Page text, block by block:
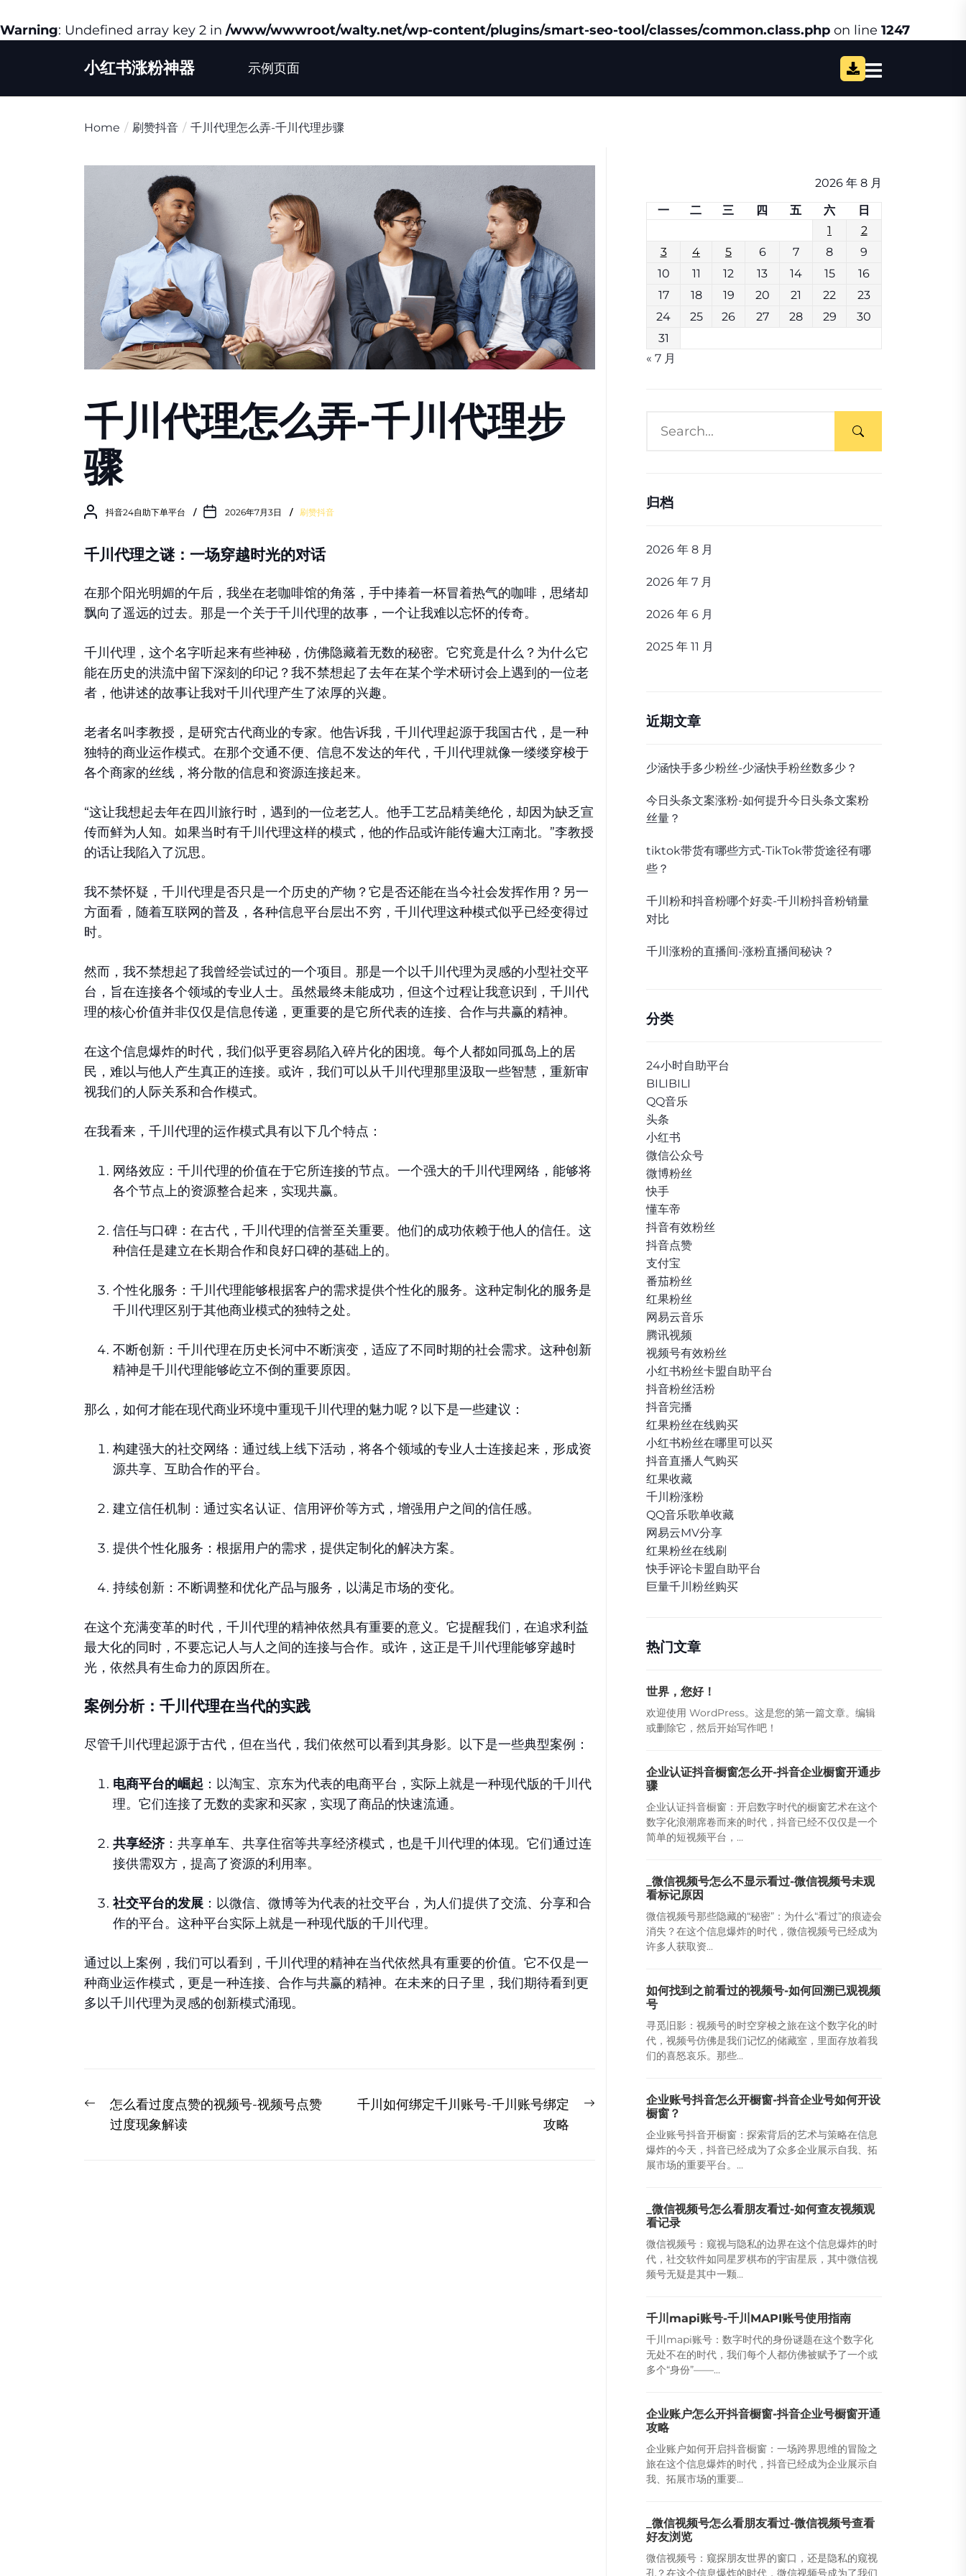
Warning: Undefined array key 2 in /www/wwwroot/walty.net/wp-content/plugins/smart-seo-tool/classes/common.class.php on line 1247
小红书涨粉神器 示例页面
Home 刷赞抖音 千川代理怎么弄-千川代理步骤
千川代理怎么弄-千川代理步
骤
抖音24自助下单平台 2026年7月3日 刷赞抖音
千川代理之谜：一场穿越时光的对话
在那个阳光明媚的午后，我坐在老咖啡馆的角落，手中捧着一杯冒着热气的咖啡，思绪却
飘向了遥远的过去。那是一个关于千川代理的故事，一个让我难以忘怀的传奇。
千川代理，这个名字听起来有些神秘，仿佛隐藏着无数的秘密。它究竟是什么？为什么它
能在历史的洪流中留下深刻的印记？我不禁想起了去年在某个学术研讨会上遇到的一位老
者，他讲述的故事让我对千川代理产生了浓厚的兴趣。
老者名叫李教授，是研究古代商业的专家。他告诉我，千川代理起源于我国古代，是一种
独特的商业运作模式。在那个交通不便、信息不发达的年代，千川代理就像一缕缕穿梭于
各个商家的丝线，将分散的信息和资源连接起来。
“这让我想起去年在四川旅行时，遇到的一位老艺人。他手工艺品精美绝伦，却因为缺乏宣
传而鲜为人知。如果当时有千川代理这样的模式，他的作品或许能传遍大江南北。”李教授
的话让我陷入了沉思。
我不禁怀疑，千川代理是否只是一个历史的产物？它是否还能在当今社会发挥作用？另一
方面看，随着互联网的普及，各种信息平台层出不穷，千川代理这种模式似乎已经变得过
时。
然而，我不禁想起了我曾经尝试过的一个项目。那是一个以千川代理为灵感的小型社交平
台，旨在连接各个领域的专业人士。虽然最终未能成功，但这个过程让我意识到，千川代
理的核心价值并非仅仅是信息传递，更重要的是它所代表的连接、合作与共赢的精神。
在这个信息爆炸的时代，我们似乎更容易陷入碎片化的困境。每个人都如同孤岛上的居
民，难以与他人产生真正的连接。或许，我们可以从千川代理那里汲取一些智慧，重新审
视我们的人际关系和合作模式。
在我看来，千川代理的运作模式具有以下几个特点：
网络效应：千川代理的价值在于它所连接的节点。一个强大的千川代理网络，能够将
各个节点上的资源整合起来，实现共赢。
信任与口碑：在古代，千川代理的信誉至关重要。他们的成功依赖于他人的信任。这
种信任是建立在长期合作和良好口碑的基础上的。
个性化服务：千川代理能够根据客户的需求提供个性化的服务。这种定制化的服务是
千川代理区别于其他商业模式的独特之处。
不断创新：千川代理在历史长河中不断演变，适应了不同时期的社会需求。这种创新
精神是千川代理能够屹立不倒的重要原因。
那么，如何才能在现代商业环境中重现千川代理的魅力呢？以下是一些建议：
构建强大的社交网络：通过线上线下活动，将各个领域的专业人士连接起来，形成资
源共享、互助合作的平台。
建立信任机制：通过实名认证、信用评价等方式，增强用户之间的信任感。
提供个性化服务：根据用户的需求，提供定制化的解决方案。
持续创新：不断调整和优化产品与服务，以满足市场的变化。
在这个充满变革的时代，千川代理的精神依然具有重要的意义。它提醒我们，在追求利益
最大化的同时，不要忘记人与人之间的连接与合作。或许，这正是千川代理能够穿越时
光，依然具有生命力的原因所在。
案例分析：千川代理在当代的实践
尽管千川代理起源于古代，但在当代，我们依然可以看到其身影。以下是一些典型案例：
电商平台的崛起 ：以淘宝、京东为代表的电商平台，实际上就是一种现代版的千川代
理。它们连接了无数的卖家和买家，实现了商品的快速流通。
共享经济：共享单车、共享住宿等共享经济模式，也是千川代理的体现。它们通过连
接供需双方，提高了资源的利用率。
社交平台的发展 ：以微信、微博等为代表的社交平台，为人们提供了交流、分享和合
作的平台。这种平台实际上就是一种现代版的千川代理。
通过以上案例，我们可以看到，千川代理的精神在当代依然具有重要的价值。它不仅是一
种商业运作模式，更是一种连接、合作与共赢的精神。在未来的日子里，我们期待看到更
多以千川代理为灵感的创新模式涌现。
文
Previous
post:
怎么看过度点赞的视频号-视频号点赞
过度现象解读
Next
千川如何绑定千川账号-千川账号绑定
攻略
2026 年 8 月
一
二 三 四 五 六
日
1
2
3
4 5 6 7 8
9
10
11 12 13 14 15
16
17
18 19 20 21 22
23
24
25 26 27 28 29
30
31
« 7 月
归档
2026 年 8 月
2026 年 7 月
2026 年 6 月
2025 年 11 月
近期文章
少涵快手多少粉丝-少涵快手粉丝数多少？
今日头条文案涨粉-如何提升今日头条文案粉
丝量？
tiktok带货有哪些方式-TikTok带货途径有哪
些？
千川粉和抖音粉哪个好卖-千川粉抖音粉销量
对比
千川涨粉的直播间-涨粉直播间秘诀？
分类
24小时自助平台
BILIBILI
QQ音乐
头条
小红书
微信公众号
微博粉丝
快手
懂车帝
抖音有效粉丝
抖音点赞
支付宝
番茄粉丝
红果粉丝
网易云音乐
腾讯视频
视频号有效粉丝
小红书粉丝卡盟自助平台
抖音粉丝活粉
抖音完播
红果粉丝在线购买
小红书粉丝在哪里可以买
抖音直播人气购买
红果收藏
千川粉涨粉
QQ音乐歌单收藏
网易云MV分享
红果粉丝在线刷
快手评论卡盟自助平台
巨量千川粉丝购买
热门文章
世界，您好！
欢迎使用 WordPress。这是您的第一篇文章。编辑
或删除它，然后开始写作吧！
企业认证抖音橱窗怎么开-抖音企业橱窗开通步
骤
企业认证抖音橱窗：开启数字时代的橱窗艺术在这个
数字化浪潮席卷而来的时代，抖音已经不仅仅是一个
简单的短视频平台，...
_微信视频号怎么不显示看过-微信视频号未观
看标记原因
微信视频号那些隐藏的“秘密”：为什么“看过”的痕迹会
消失？在这个信息爆炸的时代，微信视频号已经成为
许多人获取资...
如何找到之前看过的视频号-如何回溯已观视频
号
寻觅旧影：视频号的时空穿梭之旅在这个数字化的时
代，视频号仿佛是我们记忆的储藏室，里面存放着我
们的喜怒哀乐。那些...
企业账号抖音怎么开橱窗-抖音企业号如何开设
橱窗？
企业账号抖音开橱窗：探索背后的艺术与策略在信息
爆炸的今天，抖音已经成为了众多企业展示自我、拓
展市场的重要平台。...
_微信视频号怎么看朋友看过-如何查友视频观
看记录
微信视频号：窥视与隐私的边界在这个信息爆炸的时
代，社交软件如同星罗棋布的宇宙星辰，其中微信视
频号无疑是其中一颗...
千川mapi账号-千川MAPI账号使用指南
千川mapi账号：数字时代的身份谜题在这个数字化
无处不在的时代，我们每个人都仿佛被赋予了一个或
多个“身份”——...
企业账户怎么开抖音橱窗-抖音企业号橱窗开通
攻略
企业账户如何开启抖音橱窗：一场跨界思维的冒险之
旅在这个信息爆炸的时代，抖音已经成为企业展示自
我、拓展市场的重要...
_微信视频号怎么看朋友看过-微信视频号查看
好友浏览
微信视频号：窥探朋友世界的窗口，还是隐私的窥视
孔？在这个信息爆炸的时代，微信视频号成为了我们